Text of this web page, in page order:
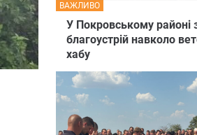
У Покровському районі
благоустрій навколо
хабу
ВАЖЛИВО